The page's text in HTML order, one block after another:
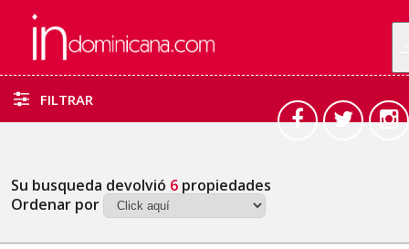
FILTRAR
Su busqueda devolvió 6 propiedades
Ordenar por